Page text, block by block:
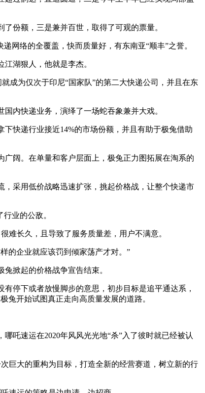
份额，三是兼并百世，取得了可观的票量。
络的全覆盖，快而质量好，有东南亚“顺丰”之誉。
湖狠人，他就是李杰。
成为仅次于印尼“国家队”的第二大快递公司，并且在东
内快递业务，演绎了一场蛇吞象兼并大戏。
快递行业接近14%的市场份额，并且有助于极兔借助
阔。在单量和客户层面上，极兔正力图拓展在淘系的
采用低价战略迅速扩张，挑起价格战，让整个快递市
业的公敌。
长久，且导致了服务质量差，用户不满意。
的企业就应该罚到倾家荡产才对。”
掀起的价格战争宣告结束。
停下或者放慢脚步的意思，初步目标是追平通达系，
兔开始试图真正走向高质量发展的道路。
吒速运在2020年风风光光地“杀”入了彼时就已经被认
巨大的重构为目标，打造全新的经营赛道，树立新的行